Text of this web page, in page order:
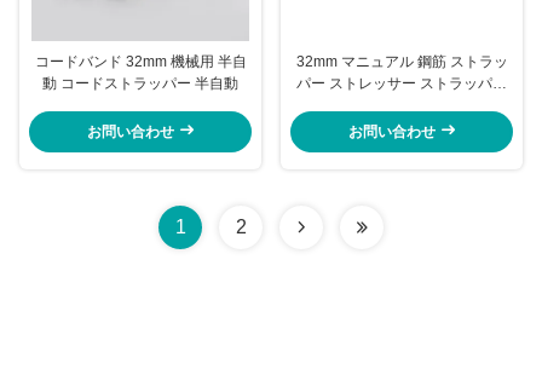
コードバンド 32mm 機械用 半自
動 コードストラッパー 半自動
お問い合わせ
32mm マニュアル 鋼筋 ストラッ
パー ストレッサー ストラッパー
お問い合わせ
1 2